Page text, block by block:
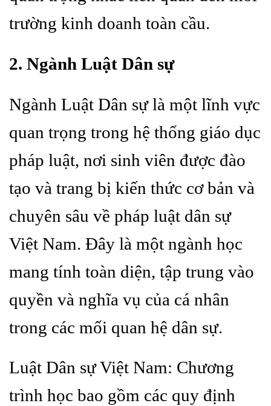
trường kinh doanh toàn cầu.
2. Ngành Luật Dân sự
Ngành Luật Dân sự là một lĩnh vực
quan trọng trong hệ thống giáo dục
pháp luật, nơi sinh viên được đào
tạo và trang bị kiến thức cơ bản và
chuyên sâu về pháp luật dân sự
Việt Nam. Đây là một ngành học
mang tính toàn diện, tập trung vào
quyền và nghĩa vụ của cá nhân
trong các mối quan hệ dân sự.
Luật Dân sự Việt Nam: Chương
trình học bao gồm các quy định